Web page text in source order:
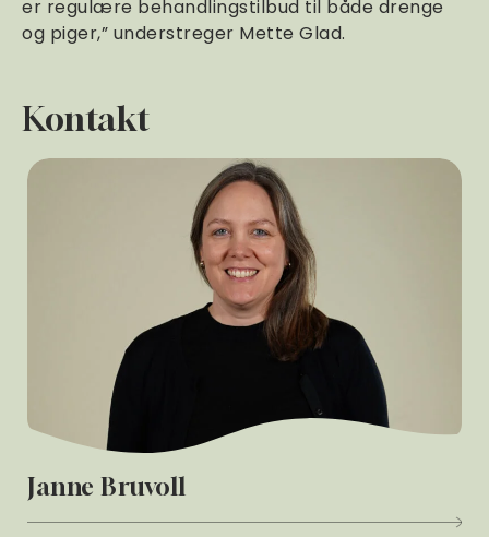
er regulære behandlingstilbud til både drenge
og piger,” understreger Mette Glad.
Kontakt
Janne Bruvoll